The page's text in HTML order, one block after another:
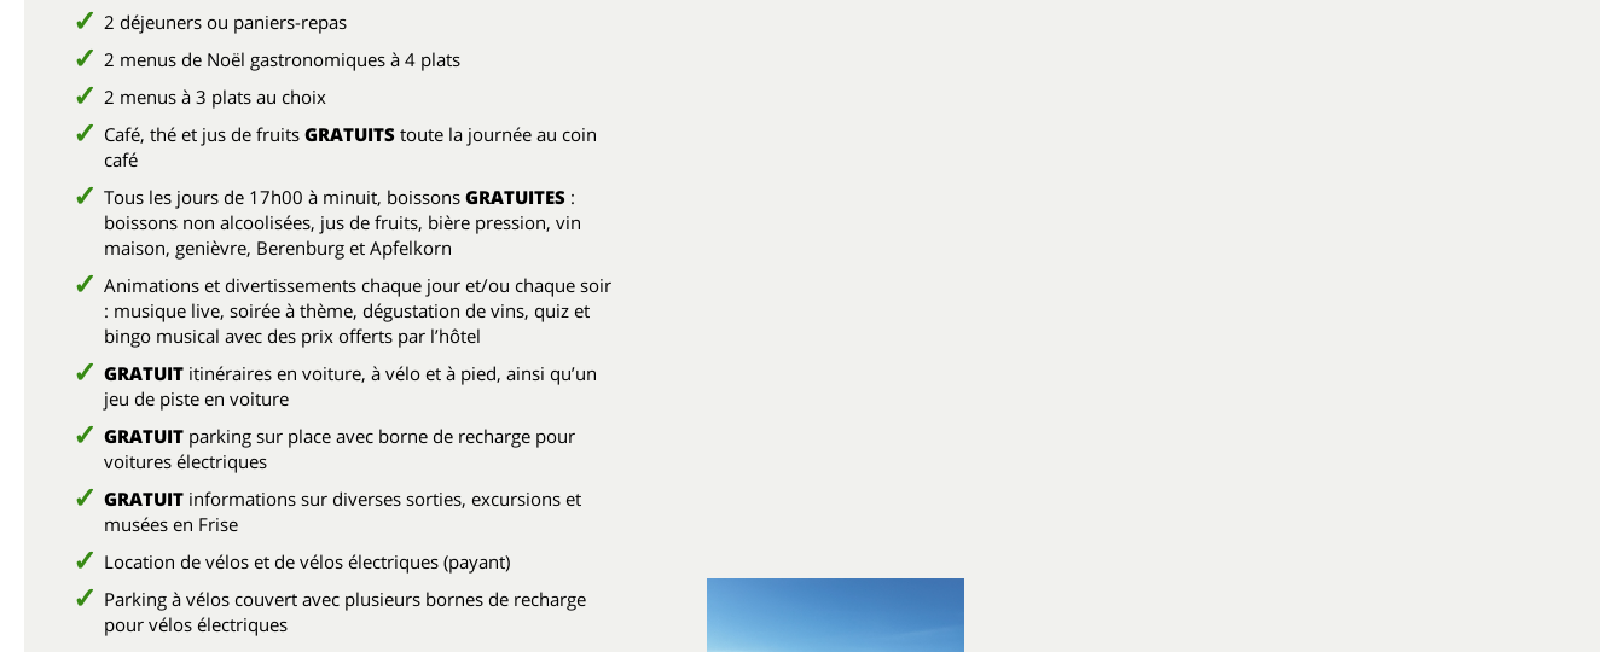
2 déjeuners ou paniers-repas
2 menus de Noël gastronomiques à 4 plats
2 menus à 3 plats au choix
Café, thé et jus de fruits GRATUITS toute la journée au coin
café
Tous les jours de 17h00 à minuit, boissons GRATUITES :
boissons non alcoolisées, jus de fruits, bière pression, vin
maison, genièvre, Berenburg et Apfelkorn
Animations et divertissements chaque jour et/ou chaque soir
: musique live, soirée à thème, dégustation de vins, quiz et
bingo musical avec des prix offerts par l’hôtel
GRATUIT itinéraires en voiture, à vélo et à pied, ainsi qu’un
jeu de piste en voiture
GRATUIT parking sur place avec borne de recharge pour
voitures électriques
GRATUIT informations sur diverses sorties, excursions et
musées en Frise
Location de vélos et de vélos électriques (payant)
Parking à vélos couvert avec plusieurs bornes de recharge
pour vélos électriques